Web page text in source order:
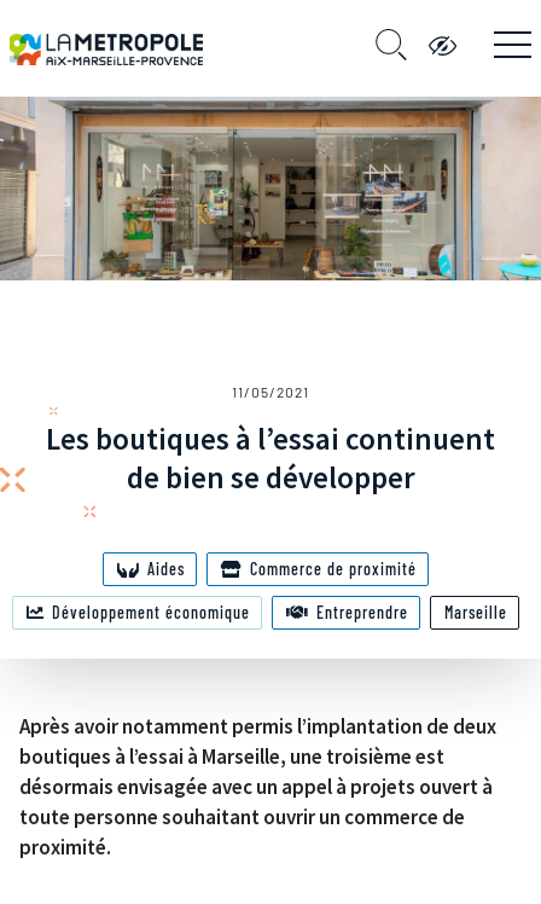
11/05/2021
Les boutiques à l’essai continuent
de bien se développer
Aides Commerce de proximité
Développement économique Entreprendre Marseille
Après avoir notamment permis l’implantation de deux
boutiques à l’essai à Marseille, une troisième est
désormais envisagée avec un appel à projets ouvert à
toute personne souhaitant ouvrir un commerce de
proximité.